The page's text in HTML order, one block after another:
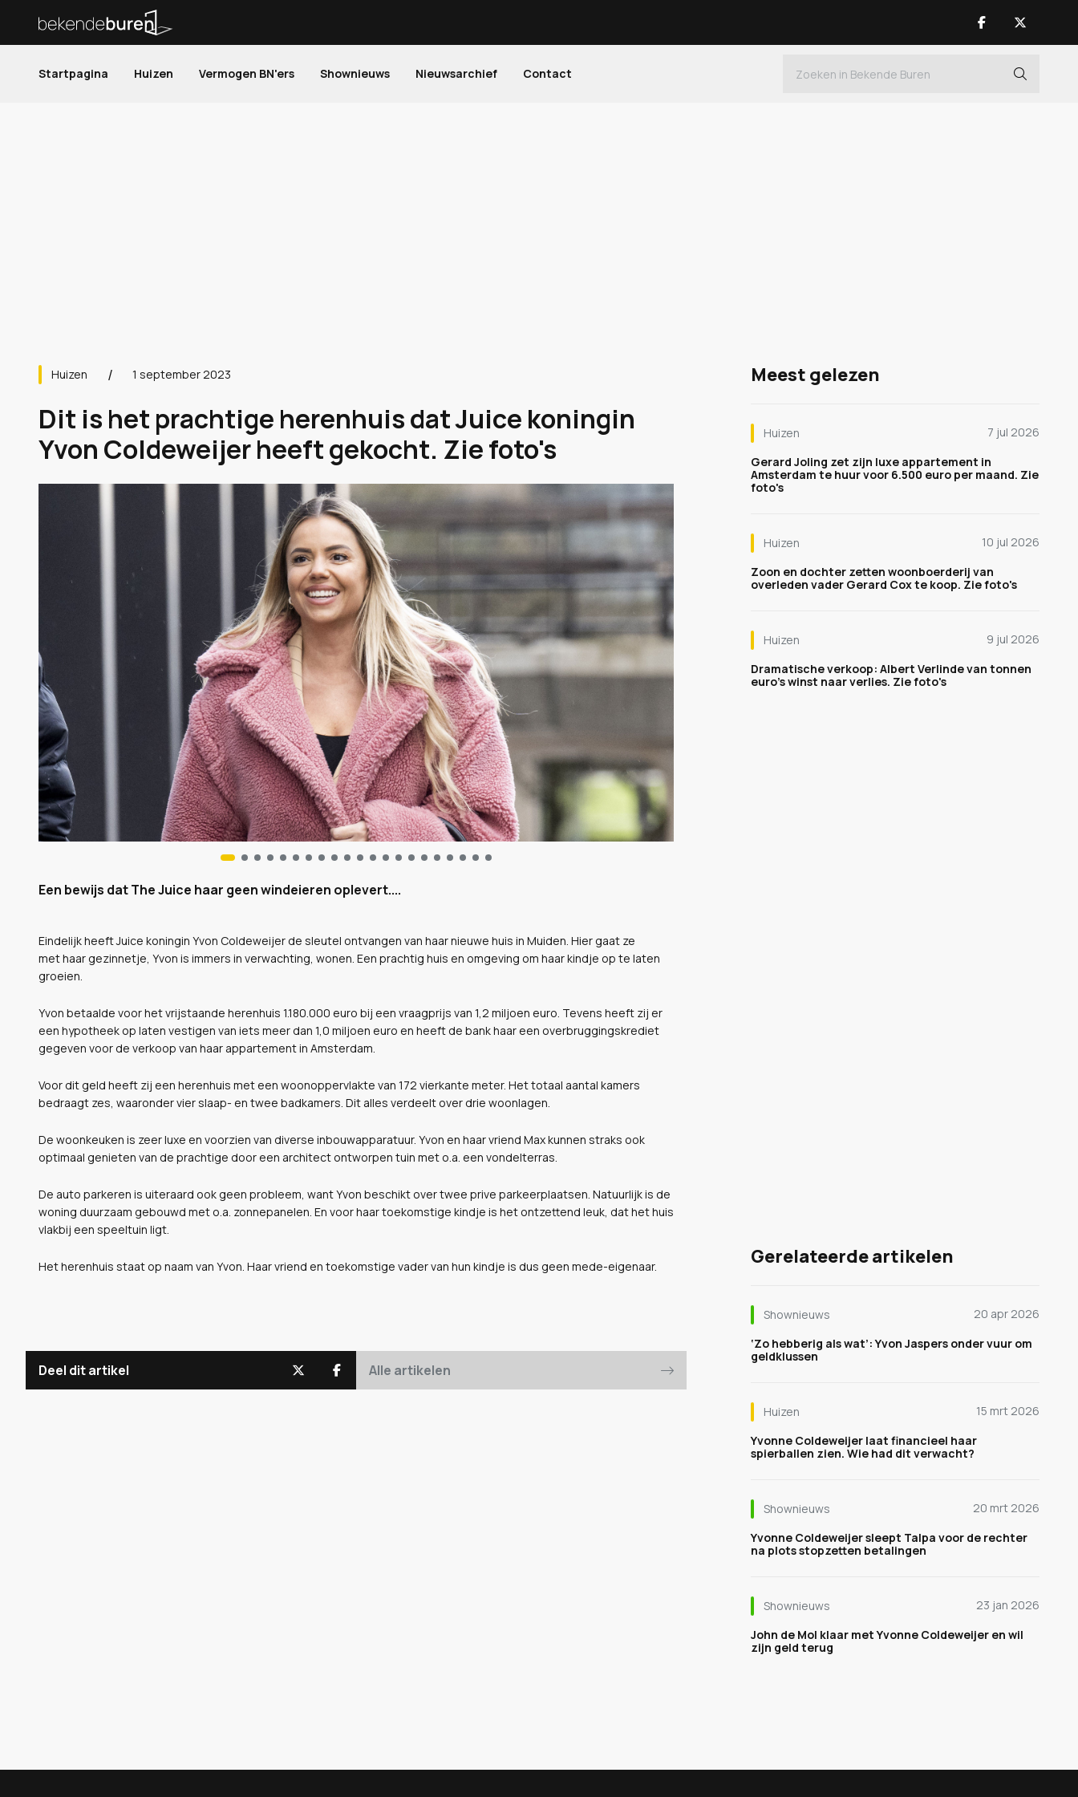
Startpagina Huizen Vermogen BN'ers Shownieuws Nieuwsarchief Contact
Huizen 1 september 2023
Dit is het prachtige herenhuis dat Juice koningin
Yvon Coldeweijer heeft gekocht. Zie foto's
Een bewijs dat The Juice haar geen windeieren oplevert....
Eindelijk heeft Juice koningin Yvon Coldeweijer de sleutel ontvangen van haar nieuwe huis in Muiden. Hier gaat ze
met haar gezinnetje, Yvon is immers in verwachting, wonen. Een prachtig huis en omgeving om haar kindje op te laten
groeien.
Yvon betaalde voor het vrijstaande herenhuis 1.180.000 euro bij een vraagprijs van 1,2 miljoen euro. Tevens heeft zij er
een hypotheek op laten vestigen van iets meer dan 1,0 miljoen euro en heeft de bank haar een overbruggingskrediet
gegeven voor de verkoop van haar appartement in Amsterdam.
Voor dit geld heeft zij een herenhuis met een woonoppervlakte van 172 vierkante meter. Het totaal aantal kamers
bedraagt zes, waaronder vier slaap- en twee badkamers. Dit alles verdeelt over drie woonlagen.
De woonkeuken is zeer luxe en voorzien van diverse inbouwapparatuur. Yvon en haar vriend Max kunnen straks ook
optimaal genieten van de prachtige door een architect ontworpen tuin met o.a. een vondelterras.
De auto parkeren is uiteraard ook geen probleem, want Yvon beschikt over twee prive parkeerplaatsen. Natuurlijk is de
woning duurzaam gebouwd met o.a. zonnepanelen. En voor haar toekomstige kindje is het ontzettend leuk, dat het huis
vlakbij een speeltuin ligt.
Het herenhuis staat op naam van Yvon. Haar vriend en toekomstige vader van hun kindje is dus geen mede-eigenaar.
Deel dit artikel Alle artikelen
Meest gelezen
Huizen
7 jul 2026
Gerard Joling zet zijn luxe appartement in
Amsterdam te huur voor 6.500 euro per maand. Zie
foto's
Huizen
10 jul 2026
Zoon en dochter zetten woonboerderij van
overleden vader Gerard Cox te koop. Zie foto's
Huizen
9 jul 2026
Dramatische verkoop: Albert Verlinde van tonnen
euro's winst naar verlies. Zie foto's
Gerelateerde artikelen
Shownieuws
20 apr 2026
‘Zo hebberig als wat’: Yvon Jaspers onder vuur om
geldklussen
Huizen
15 mrt 2026
Yvonne Coldeweijer laat financieel haar
spierballen zien. Wie had dit verwacht?
Shownieuws
20 mrt 2026
Yvonne Coldeweijer sleept Talpa voor de rechter
na plots stopzetten betalingen
Shownieuws
23 jan 2026
John de Mol klaar met Yvonne Coldeweijer en wil
zijn geld terug